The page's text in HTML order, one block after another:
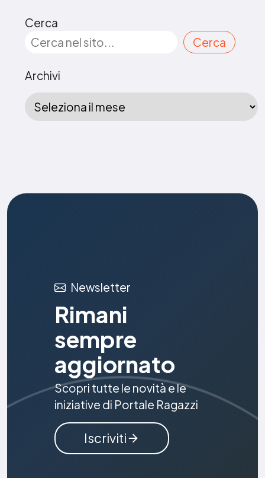
Cerca
Cerca
Archivi
Newsletter
Rimani
sempre
aggiornato
Scopri tutte le novità e le
iniziative di Portale Ragazzi
Iscriviti